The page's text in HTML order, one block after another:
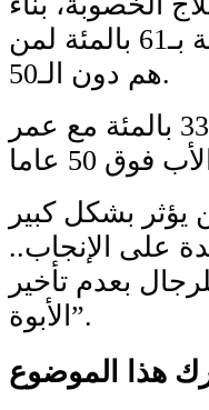
على معايير منظمة الصحة العالمية، مقارنة بـ61 بالمئة لمن
هم دون الـ50.
نتيجة لذلك، انخفض احتمال الحمل بنسبة 33 بالمئة مع عمر
بشكل كبير
على الإنجاب..
بعدم تأخير
الأبوة”.